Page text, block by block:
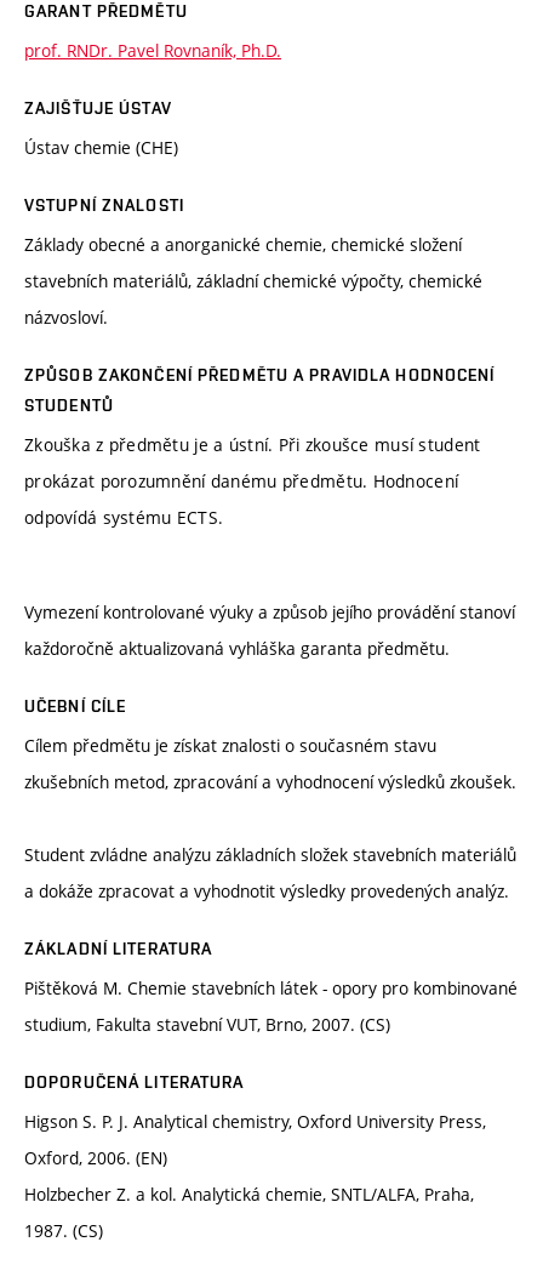
GARANT PŘEDMĚTU
prof. RNDr. Pavel Rovnaník, Ph.D.
ZAJIŠŤUJE ÚSTAV
Ústav chemie (CHE)
VSTUPNÍ ZNALOSTI
Základy obecné a anorganické chemie, chemické složení
stavebních materiálů, základní chemické výpočty, chemické
názvosloví.
ZPŮSOB ZAKONČENÍ PŘEDMĚTU A PRAVIDLA HODNOCENÍ
STUDENTŮ
Zkouška z předmětu je a ústní. Při zkoušce musí student
prokázat porozumnění danému předmětu. Hodnocení
odpovídá systému ECTS.
Vymezení kontrolované výuky a způsob jejího provádění stanoví
každoročně aktualizovaná vyhláška garanta předmětu.
UČEBNÍ CÍLE
Cílem předmětu je získat znalosti o současném stavu
zkušebních metod, zpracování a vyhodnocení výsledků zkoušek.
Student zvládne analýzu základních složek stavebních materiálů
a dokáže zpracovat a vyhodnotit výsledky provedených analýz.
ZÁKLADNÍ LITERATURA
Pištěková M. Chemie stavebních látek - opory pro kombinované
studium, Fakulta stavební VUT, Brno, 2007. (CS)
DOPORUČENÁ LITERATURA
Higson S. P. J. Analytical chemistry, Oxford University Press,
Oxford, 2006. (EN)
Holzbecher Z. a kol. Analytická chemie, SNTL/ALFA, Praha,
1987. (CS)